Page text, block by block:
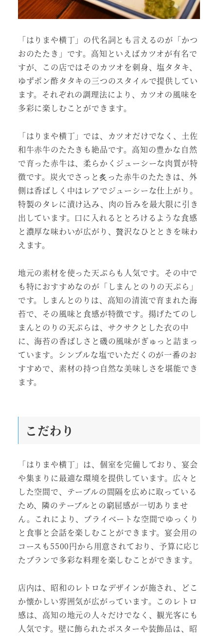
「はりまや横丁」の代名詞とも言えるのが「かつ
おのたたき」です。高知といえばカツオが有名で
すが、この店ではそのカツオを刺身、塩タタキ、
ゆずポン酢タタキの三つのスタイルで提供してい
ます。それぞれの調理法により、カツオの風味を
多彩に楽しむことができます。
「はりまや横丁」では、カツオだけでなく、土佐
和牛赤牛のたたきも絶品です。高知の豊かな自然
で育った赤牛は、柔らかくジューシーな肉質が特
徴です。炭火でさっと炙った赤牛のたたきは、外
側は香ばしく中はレアでジューシーな仕上がり。
特製のタレに漬け込み、肉の旨みを最大限に引き
出しています。口に入れるととろけるような食感
と濃厚な味わいが広がり、贅沢なひとときを味わ
えます。
地元の素材を使った天ぷらも人気です。その中で
も特におすすめなのが「しまんとのりの天ぷら」
です。しまんとのりは、高知の清流で育まれた海
苔で、その風味と食感が特徴です。揚げたてのし
まんとのりの天ぷらは、サクサクとした衣の中
に、海苔の香ばしさと磯の風味がぎゅっと詰まっ
ています。シンプルな塩でいただくのが一番のお
すすめで、素材の持つ自然な美味しさを堪能でき
ます。
こだわり
「はりまや横丁」は、個室を完備しており、宴会
や集まりに最適な環境を提供しています。広々と
した空間で、テーブルの間隔を広めに取っている
ため、隣のテーブルとの窮屈感が一切ありませ
ん。これにより、プライベートな空間でゆっくり
と食事と会話を楽しむことができます。宴会用の
コースも5500円から用意されており、予算に応じ
たプランで多彩な料理を楽しむことができます。
店内は、昭和のレトロなデザインが施され、どこ
か懐かしい雰囲気が広がっています。このレトロ
感は、高知の地元の人々だけでなく、観光客にも
人気です。壁に飾られたポスターや装飾品は、昭